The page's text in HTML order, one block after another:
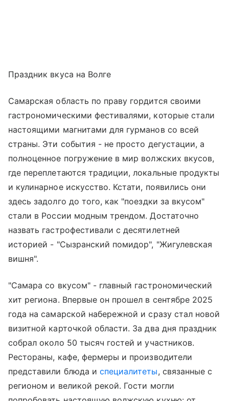
Праздник вкуса на Волге
Самарская область по праву гордится своими
гастрономическими фестивалями, которые стали
настоящими магнитами для гурманов со всей
страны. Эти события - не просто дегустации, а
полноценное погружение в мир волжских вкусов,
где переплетаются традиции, локальные продукты
и кулинарное искусство. Кстати, появились они
здесь задолго до того, как "поездки за вкусом"
стали в России модным трендом. Достаточно
назвать гастрофестивали с десятилетней
историей - "Сызранский помидор", "Жигулевская
вишня".
"Самара со вкусом" - главный гастрономический
хит региона. Впервые он прошел в сентябре 2025
года на самарской набережной и сразу стал новой
визитной карточкой области. За два дня праздник
собрал около 50 тысяч гостей и участников.
Рестораны, кафе, фермеры и производители
представили блюда и специалитеты, связанные с
регионом и великой рекой. Гости могли